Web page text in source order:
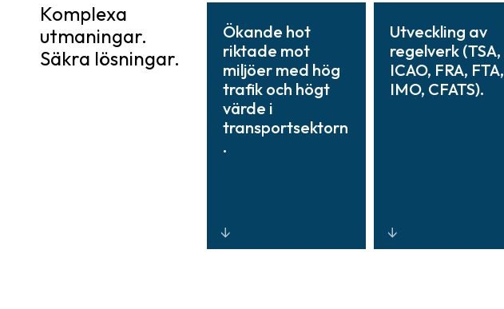
Komplexa
utmaningar.
Säkra lösningar.
Ökande hot
riktade mot
miljöer med hög
trafik och högt
värde i
transportsektorn
.
Utveckling av
regelverk (TSA,
ICAO, FRA, FTA,
IMO, CFATS).